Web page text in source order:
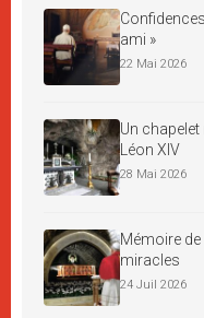
ami »
22 Mai 2026
Un
Léon XIV
28 Mai 2026
Mémoire
miracles
24 Juil 2026